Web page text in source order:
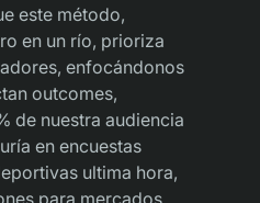
este método,
en un río, prioriza
enfocándonos
outcomes,
de nuestra audiencia
en encuestas
ultima hora,
para mercados